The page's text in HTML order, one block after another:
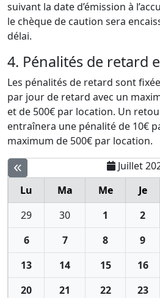
suivant la date d’émission à
le chèque de caution sera
délai.
4. Pénalités de retard
Les pénalités de retard sont
par jour de retard avec un
et de 500€ par location. Un
entraînera une pénalité de 10€
maximum de 500€ par location.
Juillet
Lu
Ma Me Je
29
30 1 2
6
7 8 9
13
14 15 16
20
21 22 23